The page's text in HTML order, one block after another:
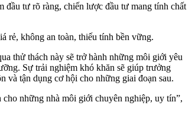
tư rõ ràng, chiến lược đầu tư mang tính chất
rẻ, không an toàn, thiếu tính bền vững.
thử thách này sẽ trở hành những môi giới yêu
Sự trải nghiệm khó khăn sẽ giúp trưởng
và tận dụng cơ hội cho những giai đoạn sau.
những nhà môi giới chuyên nghiệp, uy tín”,